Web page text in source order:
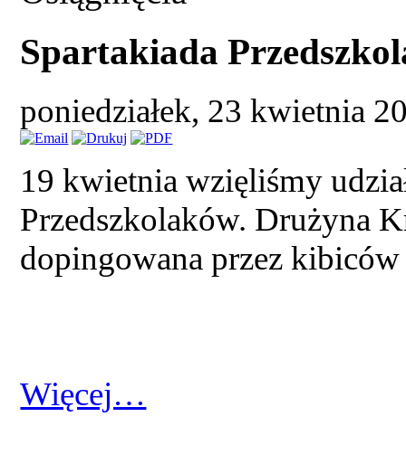
Spartakiada
poniedziałek, 23 kwietnia
19 kwietnia wzięliśmy
Przedszkolaków. Drużyna
dopingowana przez
Więcej…